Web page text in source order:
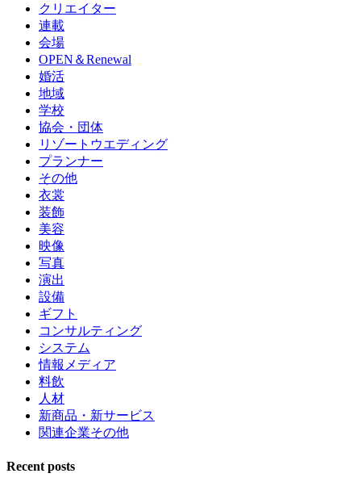
クリエイター
連載
会場
OPEN＆Renewal
婚活
地域
学校
協会・団体
リゾートウエディング
プランナー
その他
衣裳
装飾
美容
映像
写真
演出
設備
ギフト
コンサルティング
システム
情報メディア
料飲
人材
新商品・新サービス
関連企業その他
Recent posts